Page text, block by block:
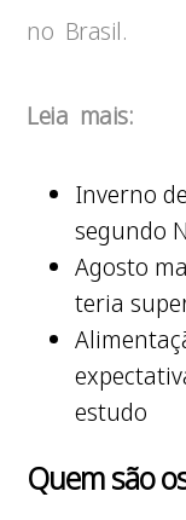
no Brasil.
Leia mais:
Inverno
segundo
Agosto
teria
estudo
Quem são